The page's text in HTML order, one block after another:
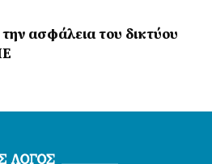
ασφάλεια του δικτύου